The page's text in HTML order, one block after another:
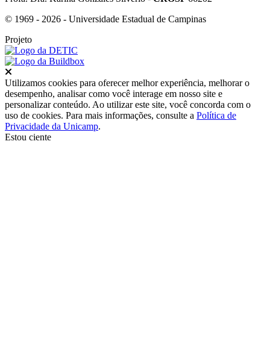
© 1969 - 2026 - Universidade Estadual de Campinas
Projeto
Utilizamos cookies para oferecer melhor experiência, melhorar o
desempenho, analisar como você interage em nosso site e
personalizar conteúdo. Ao utilizar este site, você concorda com o
uso de cookies. Para mais informações, consulte a Política de
Privacidade da Unicamp.
Estou ciente